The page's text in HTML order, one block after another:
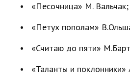
• «Песочница» М. Вальчак;
• «Петух пополам»
• «Считаю до пяти»
• «Таланты и поклонники»